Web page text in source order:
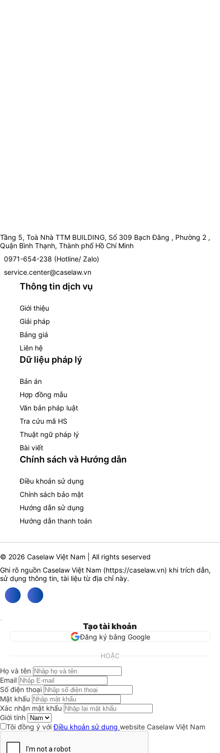
Tầng 5, Toà Nhà TTM BUILDING, Số 309 Bạch Đằng , Phường 2 ,
Quận Bình Thạnh, Thành phố Hồ Chí Minh
0971-654-238 (Hotline/ Zalo)
service.center@caselaw.vn
Thông tin dịch vụ
Giới thiệu
Giải pháp
Bảng giá
Liên hệ
Dữ liệu pháp lý
Bản án
Hợp đồng mẫu
Văn bản pháp luật
Tra cứu mã HS
Thuật ngữ pháp lý
Bài viết
Chính sách và Hướng dẫn
Điều khoản sử dụng
Chính sách bảo mật
Hướng dẫn sử dụng
Hướng dẫn thanh toán
© 2026 Caselaw Việt Nam | All rights seserved
Ghi rõ nguồn Caselaw Việt Nam (https://caselaw.vn) khi trích dẫn,
sử dụng thông tin, tài liệu từ địa chỉ này.
Tạo tài khoản
Đăng ký bằng Google
HOẶC
Họ và tên
Email
Số điện thoại
Mật khẩu
Xác nhận mật khẩu
Giới tính
Tôi đồng ý vớiĐiều khoản sử dụng website Caselaw Việt Nam